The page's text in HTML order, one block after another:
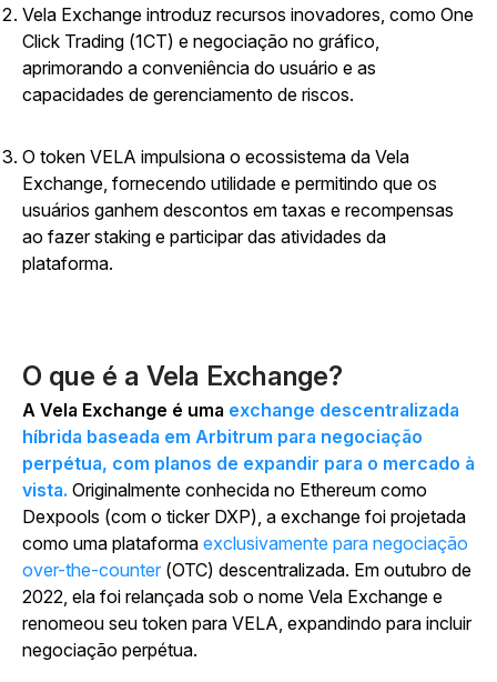
Vela Exchange introduz recursos inovadores, como One
Click Trading (1CT) e negociação no gráfico,
aprimorando a conveniência do usuário e as
capacidades de gerenciamento de riscos.
O token VELA impulsiona o ecossistema da Vela
Exchange, fornecendo utilidade e permitindo que os
usuários ganhem descontos em taxas e recompensas
ao fazer staking e participar das atividades da
plataforma.
O que é a Vela Exchange?
A Vela Exchange é uma exchange descentralizada
híbrida baseada em Arbitrum para negociação
perpétua, com planos de expandir para o mercado à
vista. Originalmente conhecida no Ethereum como
Dexpools (com o ticker DXP), a exchange foi projetada
como uma plataforma exclusivamente para negociação
over-the-counter (OTC) descentralizada. Em outubro de
2022, ela foi relançada sob o nome Vela Exchange e
renomeou seu token para VELA, expandindo para incluir
negociação perpétua.